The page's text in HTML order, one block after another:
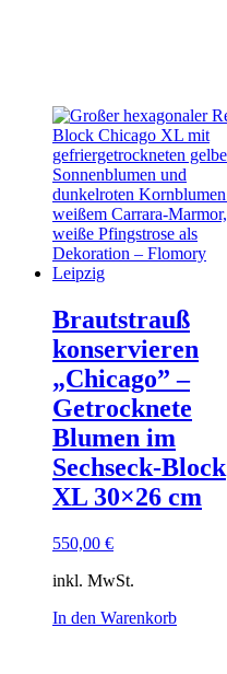
Brautstrauß
konservieren
„Chicago” –
Getrocknete
Blumen im
Sechseck-Block
XL 30×26 cm
550,00 €
inkl. MwSt.
In den Warenkorb